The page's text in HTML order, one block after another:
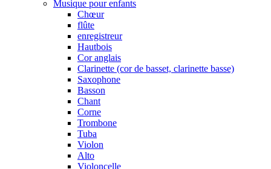
Musique pour enfants
Chœur
flûte
enregistreur
Hautbois
Cor anglais
Clarinette (cor de basset, clarinette basse)
Saxophone
Basson
Chant
Corne
Trombone
Tuba
Violon
Alto
Violoncelle